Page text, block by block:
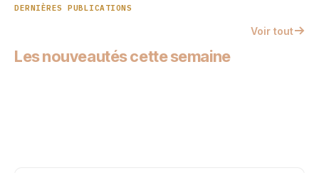
DERNIÈRES PUBLICATIONS
Les nouveautés cette semaine
Voir tout